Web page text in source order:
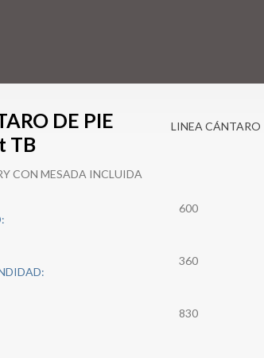
DE PIE
TB
LINEA CÁNTARO
CON MESADA INCLUIDA
600
360
830